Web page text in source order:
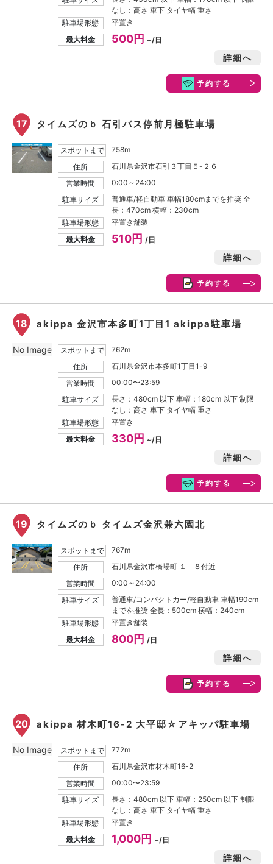
なし：高さ 車下 タイヤ幅 重さ
駐車場形態
平置き
最大料金
500円 ~/日
詳細へ
予約する
17 タイムズのｂ 石引バス停前月極駐車場
スポットまで
758m
住所
石川県金沢市石引３丁目５-２６
営業時間
0:00～24:00
駐車サイズ
普通車/軽自動車 車幅180cmまでを推奨 全
長：470cm 横幅：230cm
駐車場形態
平置き舗装
最大料金
510円 /日
詳細へ
予約する
18 akippa 金沢市本多町1丁目1 akippa駐車場
スポットまで
762m
住所
石川県金沢市本多町1丁目1-9
営業時間
00:00〜23:59
駐車サイズ
長さ：480cm 以下 車幅：180cm 以下 制限
なし：高さ 車下 タイヤ幅 重さ
駐車場形態
平置き
最大料金
330円 ~/日
詳細へ
予約する
No Image
19 タイムズのｂ タイムズ金沢兼六園北
スポットまで
767m
住所
石川県金沢市橋場町 １－８付近
営業時間
0:00～24:00
駐車サイズ
普通車/コンパクトカー/軽自動車 車幅190cm
までを推奨 全長：500cm 横幅：240cm
駐車場形態
平置き舗装
最大料金
800円 /日
詳細へ
予約する
20 akippa 材木町16-2 大平邸☆アキッパ駐車場
スポットまで
772m
住所
石川県金沢市材木町16-2
営業時間
00:00〜23:59
駐車サイズ
長さ：480cm 以下 車幅：250cm 以下 制限
なし：高さ 車下 タイヤ幅 重さ
駐車場形態
平置き
最大料金
1,000円 ~/日
詳細へ
No Image